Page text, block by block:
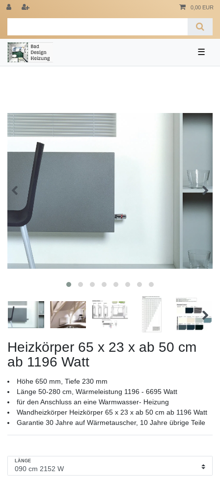
0,00 EUR
☰
Heizkörper 65 x 23 x ab 50 cm
ab 1196 Watt
Höhe 650 mm, Tiefe 230 mm
Länge 50-280 cm, Wärmeleistung 1196 - 6695 Watt
für den Anschluss an eine Warmwasser- Heizung
Wandheizkörper Heizkörper 65 x 23 x ab 50 cm ab 1196 Watt
Garantie 30 Jahre auf Wärmetauscher, 10 Jahre übrige Teile
LÄNGE